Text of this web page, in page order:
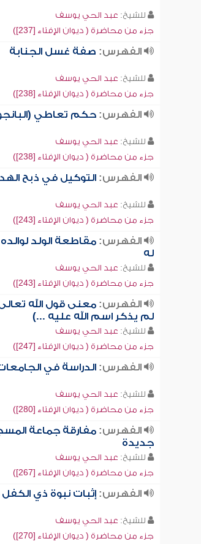
للشيخ: عبد الحي يوسف
جزء من محاضرة ( ديوان الإفتاء [237])
الفهرس: صفة غسل الجنابة
للشيخ: عبد الحي يوسف
جزء من محاضرة ( ديوان الإفتاء [238])
الفهرس:حكم تعاطي
للشيخ: عبد الحي يوسف
جزء من محاضرة ( ديوان الإفتاء [238])
الفهرس:التوكيل في ذبح
للشيخ: عبد الحي يوسف
جزء من محاضرة ( ديوان الإفتاء [243])
الفهرس:مقاطعة الولد
له
للشيخ: عبد الحي يوسف
جزء من محاضرة ( ديوان الإفتاء [243])
الفهرس:معنى قول الله
لم يذكر اسم الله عليه ...)
للشيخ: عبد الحي يوسف
جزء من محاضرة ( ديوان الإفتاء [247])
الفهرس:الدراسة في
للشيخ: عبد الحي يوسف
جزء من محاضرة ( ديوان الإفتاء [280])
الفهرس:مفارقة جماعة
جديدة
للشيخ: عبد الحي يوسف
جزء من محاضرة ( ديوان الإفتاء [267])
الفهرس:إثبات نبوة ذي
للشيخ: عبد الحي يوسف
جزء من محاضرة ( ديوان الإفتاء [270])